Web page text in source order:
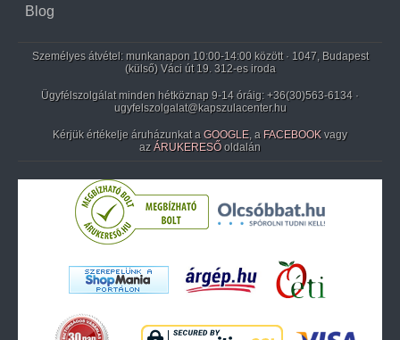
Blog
Személyes átvétel: munkanapon 10:00-14:00 között · 1047, Budapest
(külső) Váci út 19. 312-es iroda
Ügyfélszolgálat minden hétköznap 9-14 óráig: +36(30)563-6134 ·
ugyfelszolgalat@kapszulacenter.hu
Kérjük értékelje áruházunkat a GOOGLE, a FACEBOOK vagy
az ÁRUKERESŐ oldalán